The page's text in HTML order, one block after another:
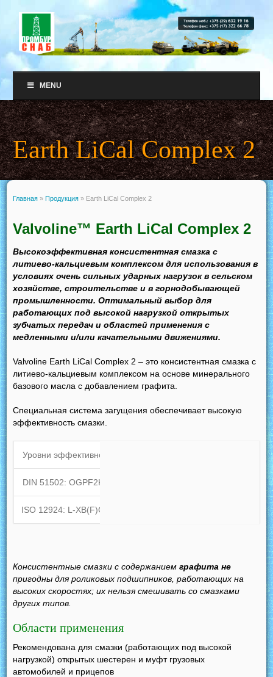
MENU
Earth LiCal Complex 2
Главная » Продукция » Earth LiCal Complex 2
Valvoline™ Earth LiCal Complex 2
Высокоэффективная консистентная смазка с
литиево-кальциевым комплексом для использования в
условиях очень сильных ударных нагрузок в сельском
хозяйстве, строительстве и в горнодобывающей
промышленности. Оптимальный выбор для
работающих под высокой нагрузкой открытых
зубчатых передач и областей применения с
медленными и/или качательными движениями.
Valvoline Earth LiCal Complex 2 – это консистентная смазка с
литиево-кальциевым комплексом на основе минерального
базового масла с добавлением графита.
Специальная система загущения обеспечивает высокую
эффективность смазки.
Уровни эффективности
DIN 51502: OGPF2K-20
ISO 12924: L-XB(F)CIB2
Консистентные смазки с содержаниемграфита не
пригодны для роликовых подшипников, работающих на
высоких скоростях; их нельзя смешивать со смазками
других типов.
Области применения
Рекомендована для смазки (работающих под высокой
нагрузкой) открытых шестерен и муфт грузовых
автомобилей и прицепов